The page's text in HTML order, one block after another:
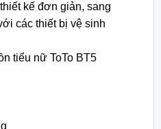
kế đơn giản, sang
các thiết bị vệ sinh
tiểu nữ ToTo BT5